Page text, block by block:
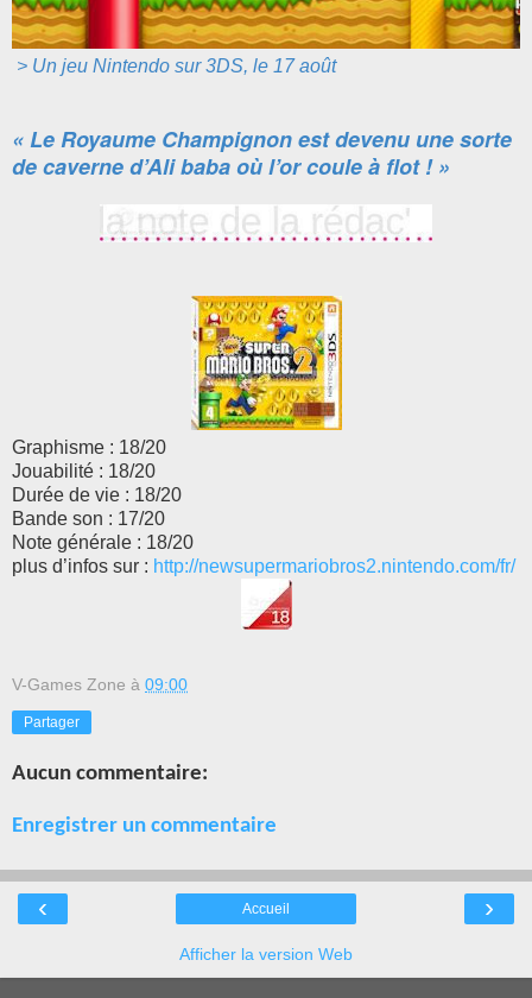
> Un jeu Nintendo sur 3DS, le 17 août
« Le Royaume Champignon est devenu une sorte
de caverne d’Ali baba où l’or coule à flot ! »
Graphisme : 18/20
Jouabilité : 18/20
Durée de vie : 18/20
Bande son : 17/20
Note générale : 18/20
plus d’infos sur : http://newsupermariobros2.nintendo.com/fr/
V-Games Zone à 09:00
Partager
Aucun commentaire:
Enregistrer un commentaire
‹ ›
Accueil
Afficher la version Web